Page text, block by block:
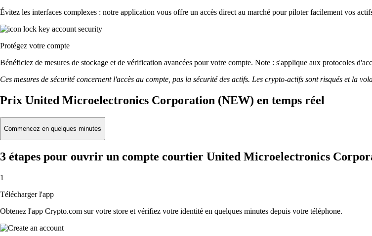
Évitez les interfaces complexes : notre application vous offre un accès direct au marché pour piloter facilement vos
Protégez votre compte
Bénéficiez de mesures de stockage et de vérification avancées pour votre compte. Note : s'applique aux protocoles
Ces mesures de sécurité concernent l'accès au compte, pas la sécurité des actifs. Les crypto-actifs sont risqués et la
Prix United Microelectronics Corporation (NEW) en temps réel
Commencez en quelques minutes
3 étapes pour ouvrir un compte courtier United Microelectronics
1
Télécharger l'app
Obtenez l'app Crypto.com sur votre store et vérifiez votre identité en quelques minutes depuis votre téléphone.